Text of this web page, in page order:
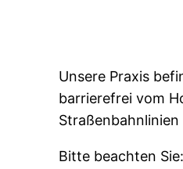
Unsere Praxis
barrierefrei vom
Bitte beachten